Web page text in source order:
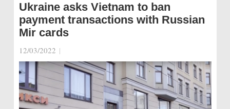
Ukraine asks Vietnam to ban
payment transactions with Russian
Mir cards
12/03/2022 |